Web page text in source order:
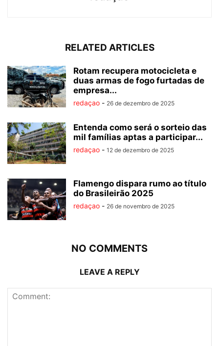
RELATED ARTICLES
Rotam recupera motocicleta e
duas armas de fogo furtadas de
empresa...
redaçao - 26 de dezembro de 2025
Entenda como será o sorteio das
mil famílias aptas a participar...
redaçao - 12 de dezembro de 2025
Flamengo dispara rumo ao título
do Brasileirão 2025
redaçao - 26 de novembro de 2025
NO COMMENTS
LEAVE A REPLY